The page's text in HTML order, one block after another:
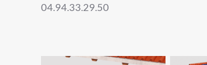
04.94.33.29.50